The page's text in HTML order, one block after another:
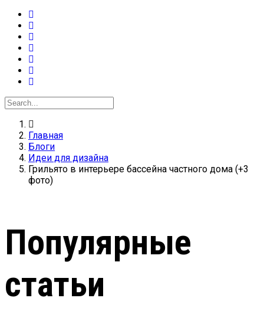
Главная
Блоги
Идеи для дизайна
Грильято в интерьере бассейна частного дома (+3
фото)
Популярные
статьи